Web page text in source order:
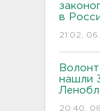
в
21:02,
нашли
20:40,